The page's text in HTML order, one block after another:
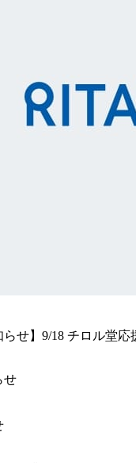
らせ】9/18 チロル堂応